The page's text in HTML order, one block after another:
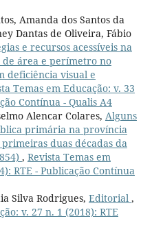
Amanda dos Santos da
Dantas de Oliveira, Fábio
e recursos acessíveis na
de área e perímetro no
deficiência visual e
Temas em Educação: v. 33
Contínua - Qualis A4
Alencar Colares, Alguns
primária na província
duas décadas da
, Revista Temas em
RTE - Publicação Contínua
Silva Rodrigues, Editorial ,
v. 27 n. 1 (2018): RTE